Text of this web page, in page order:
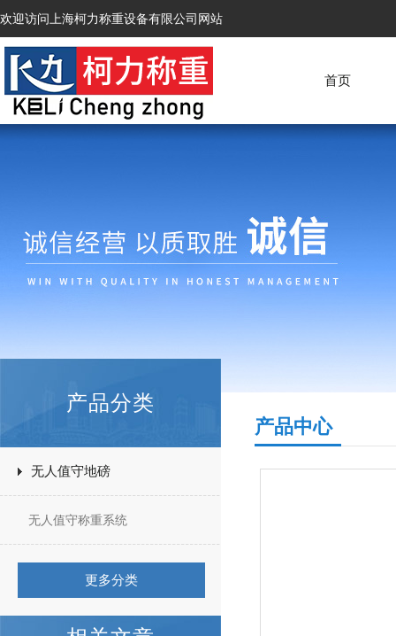
欢迎访问上海柯力称重设备有限公司网站
首页
产品分类
无人值守地磅
无人值守称重系统
更多分类
产品中心